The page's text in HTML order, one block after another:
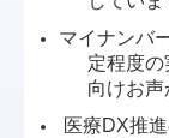
院内感染対策
在宅診療
施設基準等
マイナンバ
定程度
向けお声
医療DX推